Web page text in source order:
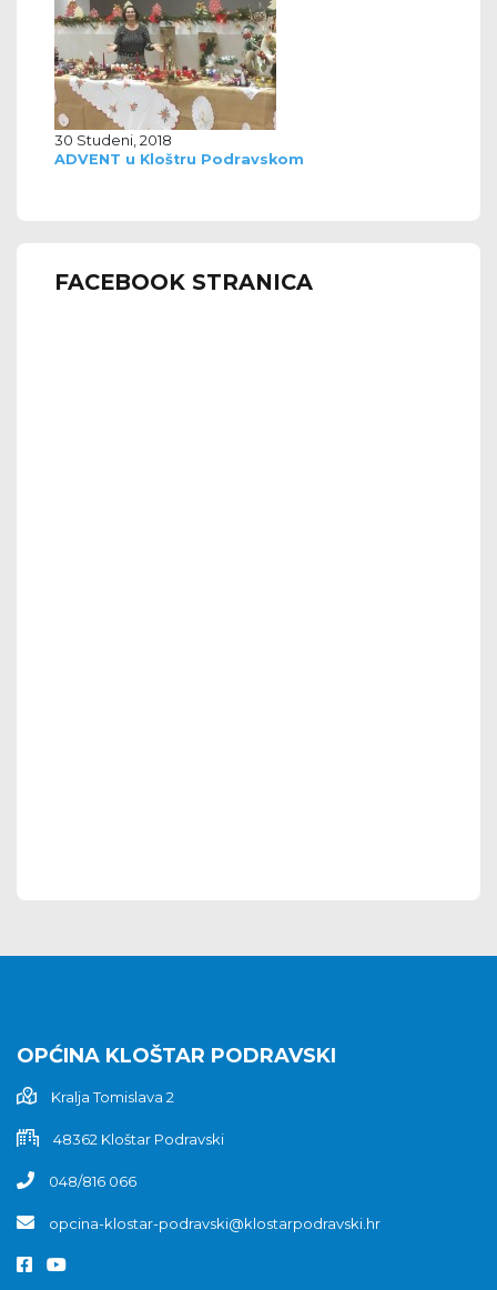
30 Studeni, 2018
ADVENT u Kloštru Podravskom
FACEBOOK STRANICA
OPĆINA KLOŠTAR PODRAVSKI
Kralja Tomislava 2
48362 Kloštar Podravski
048/816 066
opcina-klostar-podravski@klostarpodravski.hr